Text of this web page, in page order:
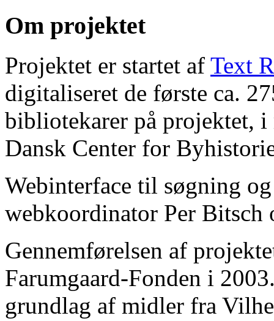
Om projektet
Projektet er startet af Text
digitaliseret de første ca.
bibliotekarer på projektet, i
Dansk Center for
Webinterface til søgning
webkoordinator Per Bitsch
Gennemførelsen af
Farumgaard-Fonden i
grundlag af midler fra